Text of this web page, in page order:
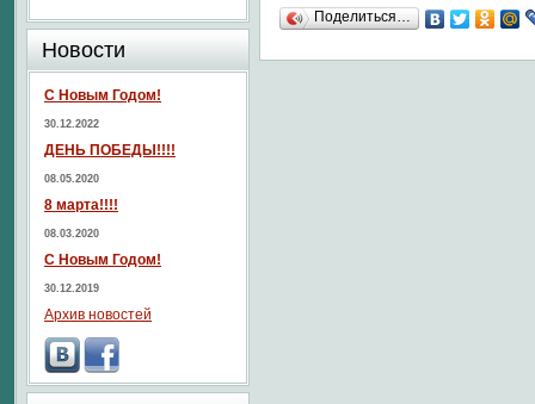
Поделиться…
Новости
С Новым Годом!
30.12.2022
ДЕНЬ ПОБЕДЫ!!!!
08.05.2020
8 марта!!!!
08.03.2020
С Новым Годом!
30.12.2019
Архив новостей